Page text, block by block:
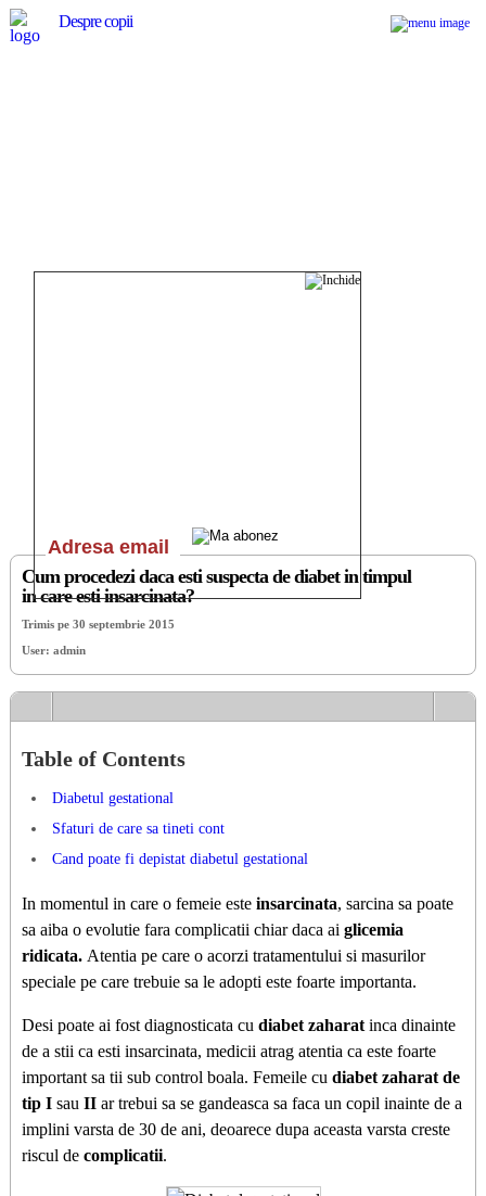
Despre copii
Cum procedezi daca esti suspecta de diabet in timpul
in care esti insarcinata?
Trimis pe 30 septembrie 2015
User: admin
Table of Contents
Diabetul gestational
Sfaturi de care sa tineti cont
Cand poate fi depistat diabetul gestational
In momentul in care o femeie este insarcinata, sarcina sa poate
sa aiba o evolutie fara complicatii chiar daca ai glicemia
ridicata. Atentia pe care o acorzi tratamentului si masurilor
speciale pe care trebuie sa le adopti este foarte importanta.
Desi poate ai fost diagnosticata cu diabet zaharat inca dinainte
de a stii ca esti insarcinata, medicii atrag atentia ca este foarte
important sa tii sub control boala. Femeile cu diabet zaharat de
tip I sau II ar trebui sa se gandeasca sa faca un copil inainte de a
implini varsta de 30 de ani, deoarece dupa aceasta varsta creste
riscul de complicatii.